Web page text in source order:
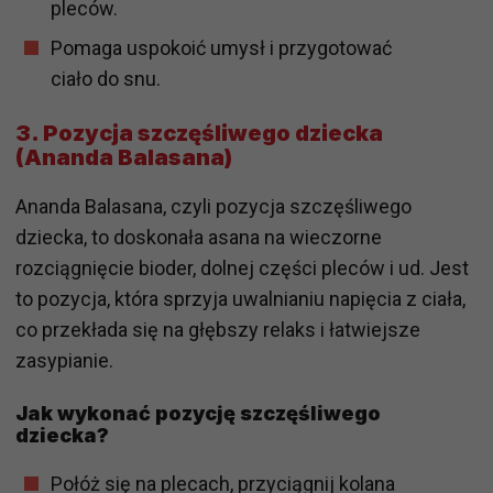
pleców.
Pomaga uspokoić umysł i przygotować
ciało do snu.
3. Pozycja szczęśliwego dziecka
(Ananda Balasana)
Ananda Balasana, czyli pozycja szczęśliwego
dziecka, to doskonała asana na wieczorne
rozciągnięcie bioder, dolnej części pleców i ud. Jest
to pozycja, która sprzyja uwalnianiu napięcia z ciała,
co przekłada się na głębszy relaks i łatwiejsze
zasypianie.
Jak wykonać pozycję szczęśliwego
dziecka?
Połóż się na plecach, przyciągnij kolana